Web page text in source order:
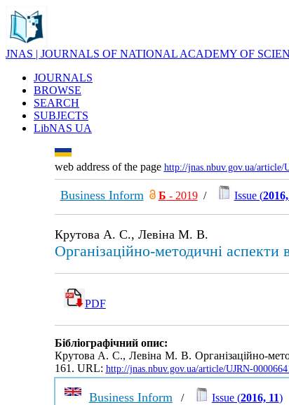
JNAS | JOURNALS OF NATIONAL ACADEMY OF
JOURNALS
BROWSE
SEARCH
SUBJECTS
LibNAS UA
web address of the page http://jnas.nbuv.gov.ua/article/
Business Inform Б - 2019/ Issue (
Крутова А. С., Левіна М. В.
Організаційно-методичні
PDF
Бібліографічний опис:
Крутова А. С., Левіна М. В. Організаційно-
161. URL: http://jnas.nbuv.gov.ua/article/UJRN-
Business Inform / Issue (2016, 11)